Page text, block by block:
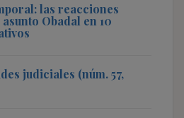
las reacciones
Obadal en 10
judiciales (núm. 57,